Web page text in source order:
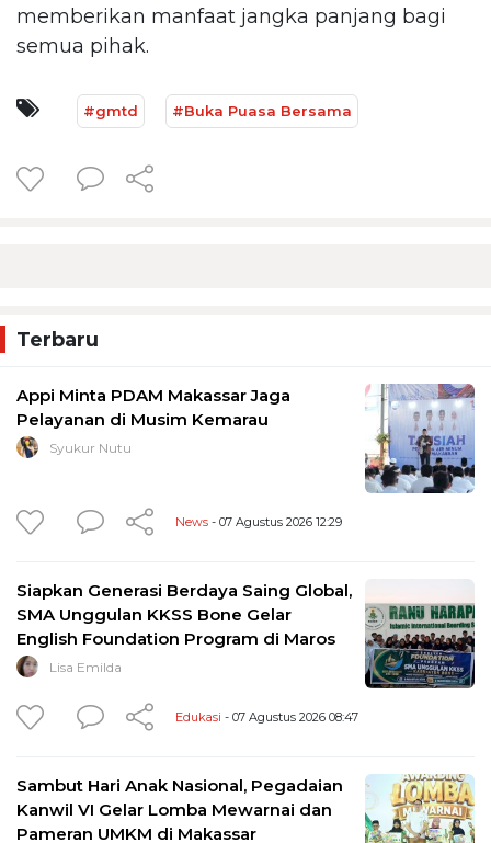
memberikan manfaat jangka panjang bagi
semua pihak.
#gmtd #Buka Puasa Bersama
Terbaru
Appi Minta PDAM Makassar Jaga
Pelayanan di Musim Kemarau
Syukur Nutu
News - 07 Agustus 2026 12:29
Siapkan Generasi Berdaya Saing Global,
SMA Unggulan KKSS Bone Gelar
English Foundation Program di Maros
Lisa Emilda
Edukasi - 07 Agustus 2026 08:47
Sambut Hari Anak Nasional, Pegadaian
Kanwil VI Gelar Lomba Mewarnai dan
Pameran UMKM di Makassar